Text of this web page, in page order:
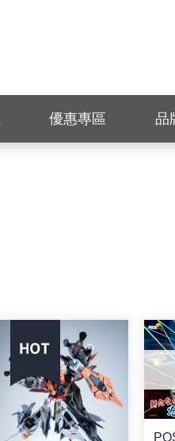
優惠專區 品